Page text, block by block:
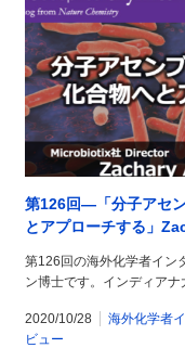
第126回―「分子アセ
とアプローチする」
第126回の海外化学者イン
ン博士です。インディア
2020/10/28 海外化学者
ビュー